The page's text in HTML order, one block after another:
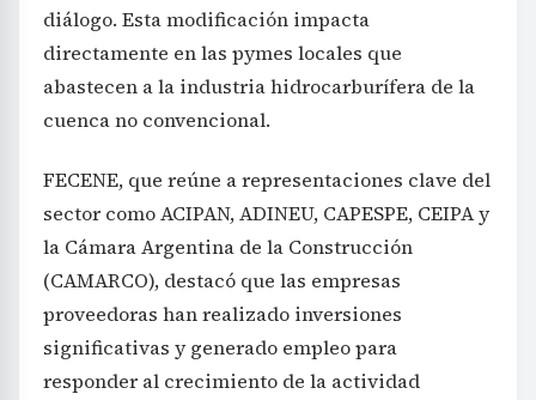
diálogo. Esta modificación impacta
directamente en las pymes locales que
abastecen a la industria hidrocarburífera de la
cuenca no convencional.
FECENE, que reúne a representaciones clave del
sector como ACIPAN, ADINEU, CAPESPE, CEIPA y
la Cámara Argentina de la Construcción
(CAMARCO), destacó que las empresas
proveedoras han realizado inversiones
significativas y generado empleo para
responder al crecimiento de la actividad